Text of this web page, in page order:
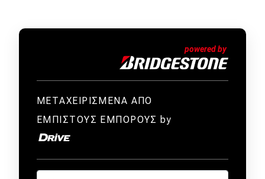
ΜΕΤΑΧΕΙΡΙΣΜΕΝΑ ΑΠΟ
ΕΜΠΙΣΤΟΥΣ ΕΜΠΟΡΟΥΣ by